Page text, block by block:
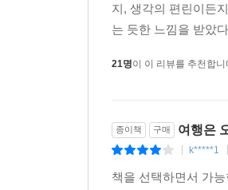
지, 생각의 편린이든
는 듯한 느낌을 받았
21명이 이 리뷰를 추천합니
종이책 구매 여행은
k*****1
책을 선택하면서 가